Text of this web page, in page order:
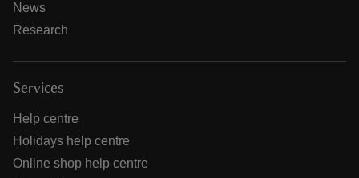
News
Research
Services
Help centre
Holidays help centre
Online shop help centre